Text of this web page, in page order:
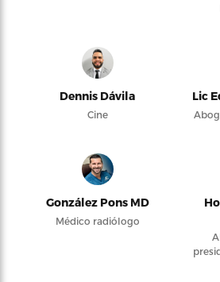
Dennis Dávila
Cine
Lic
González Pons MD
Médico radiólogo